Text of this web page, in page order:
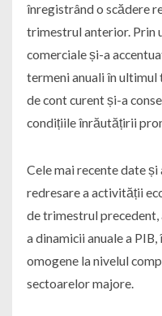
înregistrând o scădere
trimestrul anterior. Prin
comerciale și-a
termeni anuali în
de cont curent și-a
condițiile înrăutățirii
Cele mai recente date
redresare a activității
de trimestrul precedent,
a dinamicii anuale a
omogene la nivelul
sectoarelor majore.